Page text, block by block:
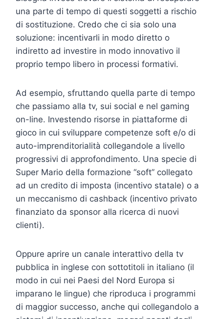
una parte di tempo di questi soggetti a rischio
di sostituzione. Credo che ci sia solo una
soluzione: incentivarli in modo diretto o
indiretto ad investire in modo innovativo il
proprio tempo libero in processi formativi.
Ad esempio, sfruttando quella parte di tempo
che passiamo alla tv, sui social e nel gaming
on-line. Investendo risorse in piattaforme di
gioco in cui sviluppare competenze soft e/o di
auto-imprenditorialità collegandole a livello
progressivi di approfondimento. Una specie di
Super Mario della formazione “soft” collegato
ad un credito di imposta (incentivo statale) o a
un meccanismo di cashback (incentivo privato
finanziato da sponsor alla ricerca di nuovi
clienti).
Oppure aprire un canale interattivo della tv
pubblica in inglese con sottotitoli in italiano (il
modo in cui nei Paesi del Nord Europa si
imparano le lingue) che riproduca i programmi
di maggior successo, anche qui collegandolo a